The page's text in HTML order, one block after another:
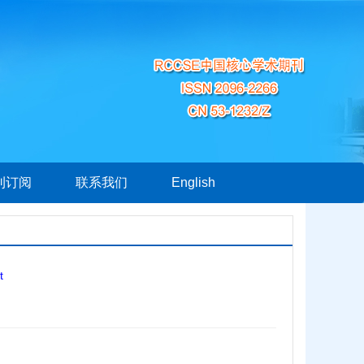
订阅 联系我们 English